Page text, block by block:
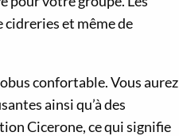
et même de
confortable. Vous aurez
ainsi qu’à des
Cicerone, ce qui signifie